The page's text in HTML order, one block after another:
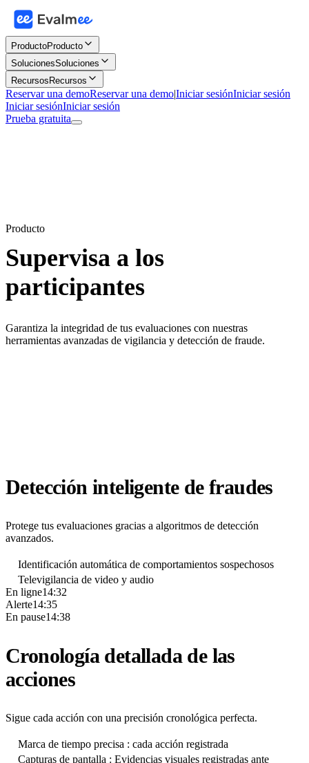
ProductoProducto
SolucionesSoluciones
Recursos Recursos
Reservar una demoReservar una demo|Iniciar sesiónIniciar sesión
Iniciar sesiónIniciar sesión
Prueba gratuita
Producto
Supervisa a los
participantes
Garantiza la integridad de tus evaluaciones con nuestras
herramientas avanzadas de vigilancia y detección de fraude.
Detección inteligente de fraudes
Protege tus evaluaciones gracias a algoritmos de detección
avanzados.
Identificación automática de comportamientos sospechosos
Televigilancia de video y audio
En ligne14:32
Alerte14:35
En pause14:38
Cronología detallada de las
acciones
Sigue cada acción con una precisión cronológica perfecta.
Marca de tiempo precisa : cada acción registrada
Capturas de pantalla : Evidencias visuales registradas ante